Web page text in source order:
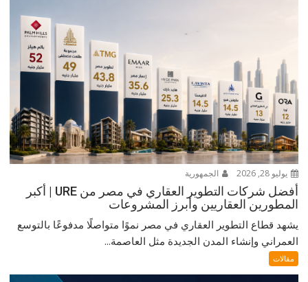
يوليو 28, 2026 الجمهورية
أفضل شركات التطوير العقاري في مصر من URE | أكبر
المطورين العقاريين وأبرز المشروعات
يشهد قطاع التطوير العقاري في مصر نموًا متواصلًا مدفوعًا بالتوسع
العمراني وإنشاء المدن الجديدة مثل العاصمة...
مقالات